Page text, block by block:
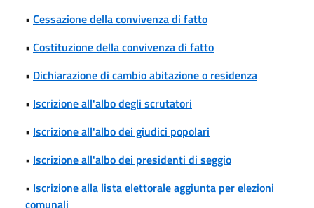
• Cessazione della convivenza di fatto
• Costituzione della convivenza di fatto
• Dichiarazione di cambio abitazione o residenza
• Iscrizione all'albo degli scrutatori
• Iscrizione all'albo dei giudici popolari
• Iscrizione all'albo dei presidenti di seggio
• Iscrizione alla lista elettorale aggiunta per elezioni
comunali